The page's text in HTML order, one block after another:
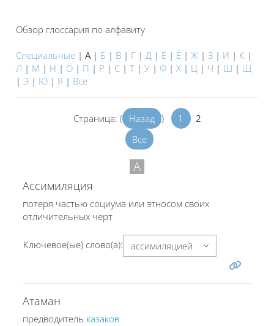
Обзор глоссария по алфавиту
Специальные | А| Б | В | Г | Д | Е | Ё | Ж | З | И | К |
Л | М | Н | О | П | Р | С | Т | У | Ф | Х | Ц | Ч | Ш | Щ
| Э | Ю | Я | Все
Страница: ( Назад ) 1
2
Все
А
Ассимиляция
потеря частью социума или этносом своих
отличительных черт
Ключевое(ые) слово(а):
Атаман
предводитель казаков